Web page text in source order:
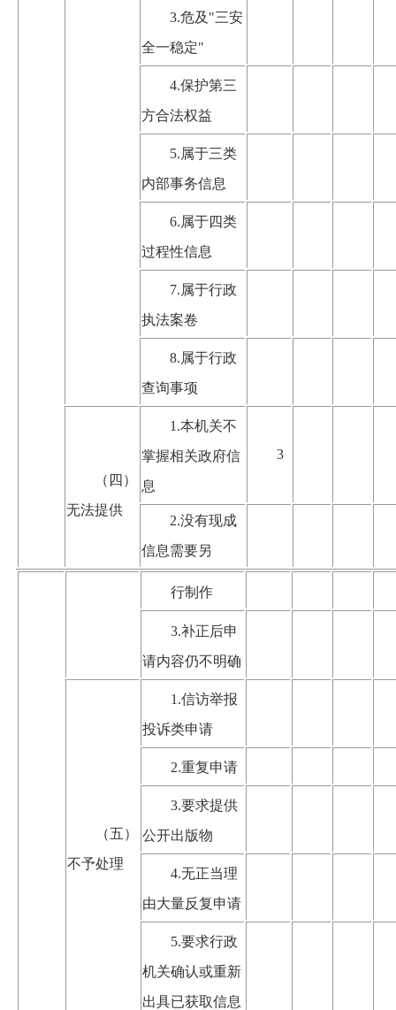
3.危及"三安
全一稳定"
4.保护第三
方合法权益
5.属于三类
内部事务信息
6.属于四类
过程性信息
7.属于行政
执法案卷
8.属于行政
查询事项
（四）
无法提供
1.本机关不
掌握相关政府信
息
3
2.没有现成
信息需要另
行制作
3.补正后申
请内容仍不明确
（五）
不予处理
1.信访举报
投诉类申请
2.重复申请
3.要求提供
公开出版物
4.无正当理
由大量反复申请
5.要求行政
机关确认或重新
出具已获取信息